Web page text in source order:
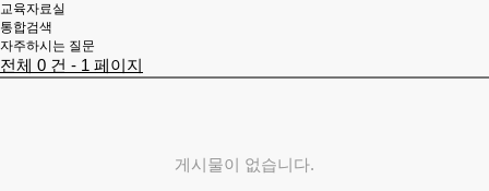
교육자료실
통합검색
자주하시는 질문
전체 0 건 - 1 페이지
게시물이 없습니다.